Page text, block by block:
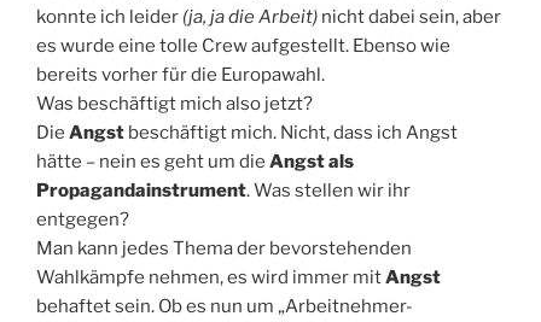
konnte ich leider (ja, ja die Arbeit) nicht dabei sein, aber
es wurde eine tolle Crew aufgestellt. Ebenso wie
bereits vorher für die Europawahl.
Was beschäftigt mich also jetzt?
Die Angst beschäftigt mich. Nicht, dass ich Angst
hätte – nein es geht um die Angst als
Propagandainstrument. Was stellen wir ihr
entgegen?
Man kann jedes Thema der bevorstehenden
Wahlkämpfe nehmen, es wird immer mitAngst
behaftet sein. Ob es nun um „Arbeitnehmer-